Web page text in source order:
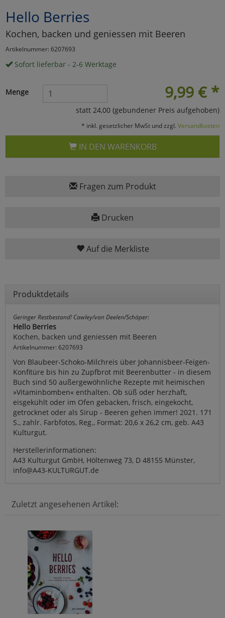
Hello Berries
Kochen, backen und geniessen mit Beeren
Artikelnummer: 6207693
Sofort lieferbar - 2-6 Werktage
9,99 € *
Menge
statt 24,00 (gebundener Preis aufgehoben)
* inkl. gesetzlicher MwSt und zzgl. Versandkosten
IN DEN WARENKORB
Fragen zum Produkt
Drucken
Auf die Merkliste
Produktdetails
Geringer Restbestand! Cawley/van Deelen/Schäper:
Hello Berries
Kochen, backen und geniessen mit Beeren
Artikelnummer: 6207693
Von Blaubeer-Schoko-Milchreis über Johannisbeer-Feigen-
Konfitüre bis hin zu Zupfbrot mit Beerenbutter - in diesem
Buch sind 50 außergewöhnliche Rezepte mit heimischen
»Vitaminbomben« enthalten. Ob süß oder herzhaft,
eisgekühlt oder im Ofen gebacken, frisch, eingekocht,
getrocknet oder als Sirup - Beeren gehen immer! 2021. 171
S., zahlr. Farbfotos, Reg., Format: 20,6 x 26,2 cm, geb. A43
Kulturgut.
Herstellerinformationen:
A43 Kulturgut GmbH, Höltenweg 73, D 48155 Münster,
info@A43-KULTURGUT.de
Zuletzt angesehenen Artikel:
Marketing
Umfragetools
Cookies
Alle Akzeptieren
Cookies
Einstellungen speichern
zurückzu Haupptseite